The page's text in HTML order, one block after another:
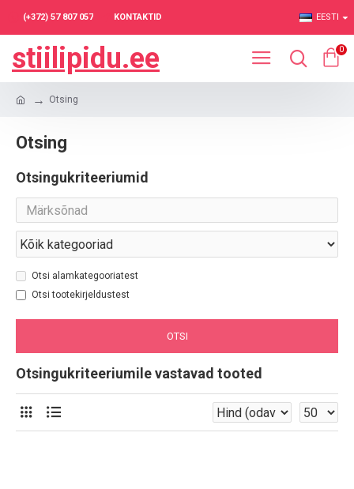
(+372) 57 807 057 KONTAKTID EESTI
stiilipidu.ee 0
Otsing
Otsing
Otsingukriteeriumid
Otsi alamkategooriatest
Otsi tootekirjeldustest
OTSI
Otsingukriteeriumile vastavad tooted